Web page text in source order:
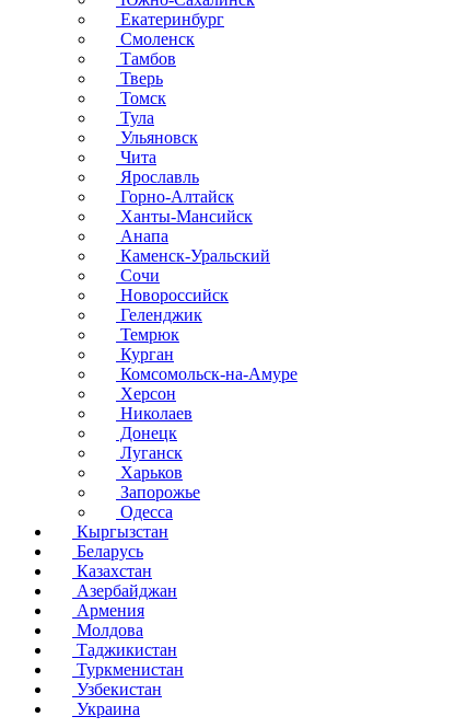
Екатеринбург
Смоленск
Тамбов
Тверь
Томск
Тула
Ульяновск
Чита
Ярославль
Горно-Алтайск
Ханты-Мансийск
Анапа
Каменск-Уральский
Сочи
Новороссийск
Геленджик
Темрюк
Курган
Комсомольск-на-Амуре
Херсон
Николаев
Донецк
Луганск
Харьков
Запорожье
Одесса
Кыргызстан
Беларусь
Казахстан
Азербайджан
Армения
Молдова
Таджикистан
Туркменистан
Узбекистан
Украина